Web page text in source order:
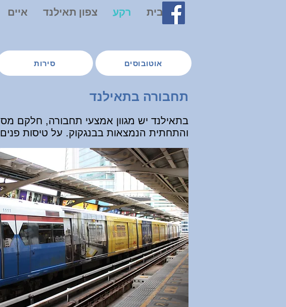
איים צפון תאילנד רקע בית
סירות אוטובוסים
תחבורה בתאילנד
בתאילנד יש מגוון אמצעי תחבורה, חלקם
והתחתית הנמצאות בבנגקוק. על טיסות